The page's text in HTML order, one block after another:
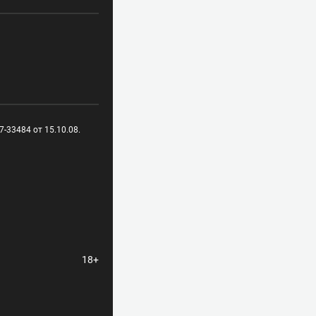
33484 от 15.10.08.
18+